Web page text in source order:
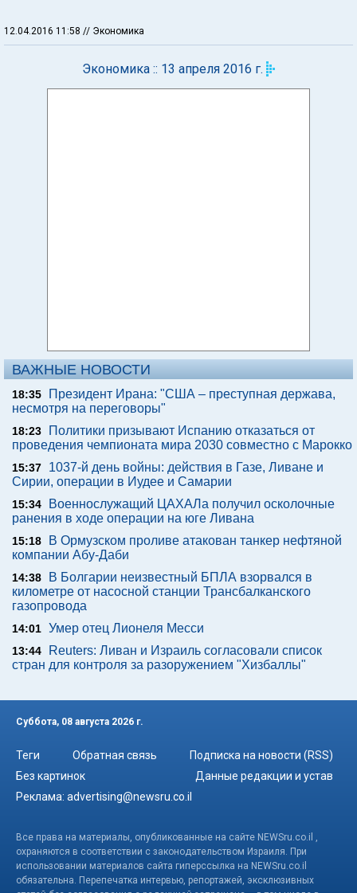
12.04.2016 11:58 // Экономика
Экономика :: 13 апреля 2016 г.
ВАЖНЫЕ НОВОСТИ
18:35
Президент Ирана: "США – преступная держава,
несмотря на переговоры"
18:23
Политики призывают Испанию отказаться от
проведения чемпионата мира 2030 совместно с Марокко
15:37
1037-й день войны: действия в Газе, Ливане и
Сирии, операции в Иудее и Самарии
15:34
Военнослужащий ЦАХАЛа получил осколочные
ранения в ходе операции на юге Ливана
15:18
В Ормузском проливе атакован танкер нефтяной
компании Абу-Даби
14:38
В Болгарии неизвестный БПЛА взорвался в
километре от насосной станции Трансбалканского
газопровода
14:01 Умер отец Лионеля Месси
13:44
Reuters: Ливан и Израиль согласовали список
стран для контроля за разоружением "Хизбаллы"
Суббота, 08 августа 2026 г.
Теги Обратная связь
Подписка на новости (RSS)
Без картинок
Данные редакции и устав
Реклама: advertising@newsru.co.il
Все права на материалы, опубликованные на сайте NEWSru.co.il ,
охраняются в соответствии с законодательством Израиля. При
использовании материалов сайта гиперссылка на NEWSru.co.il
обязательна. Перепечатка интервью, репортажей, эксклюзивных